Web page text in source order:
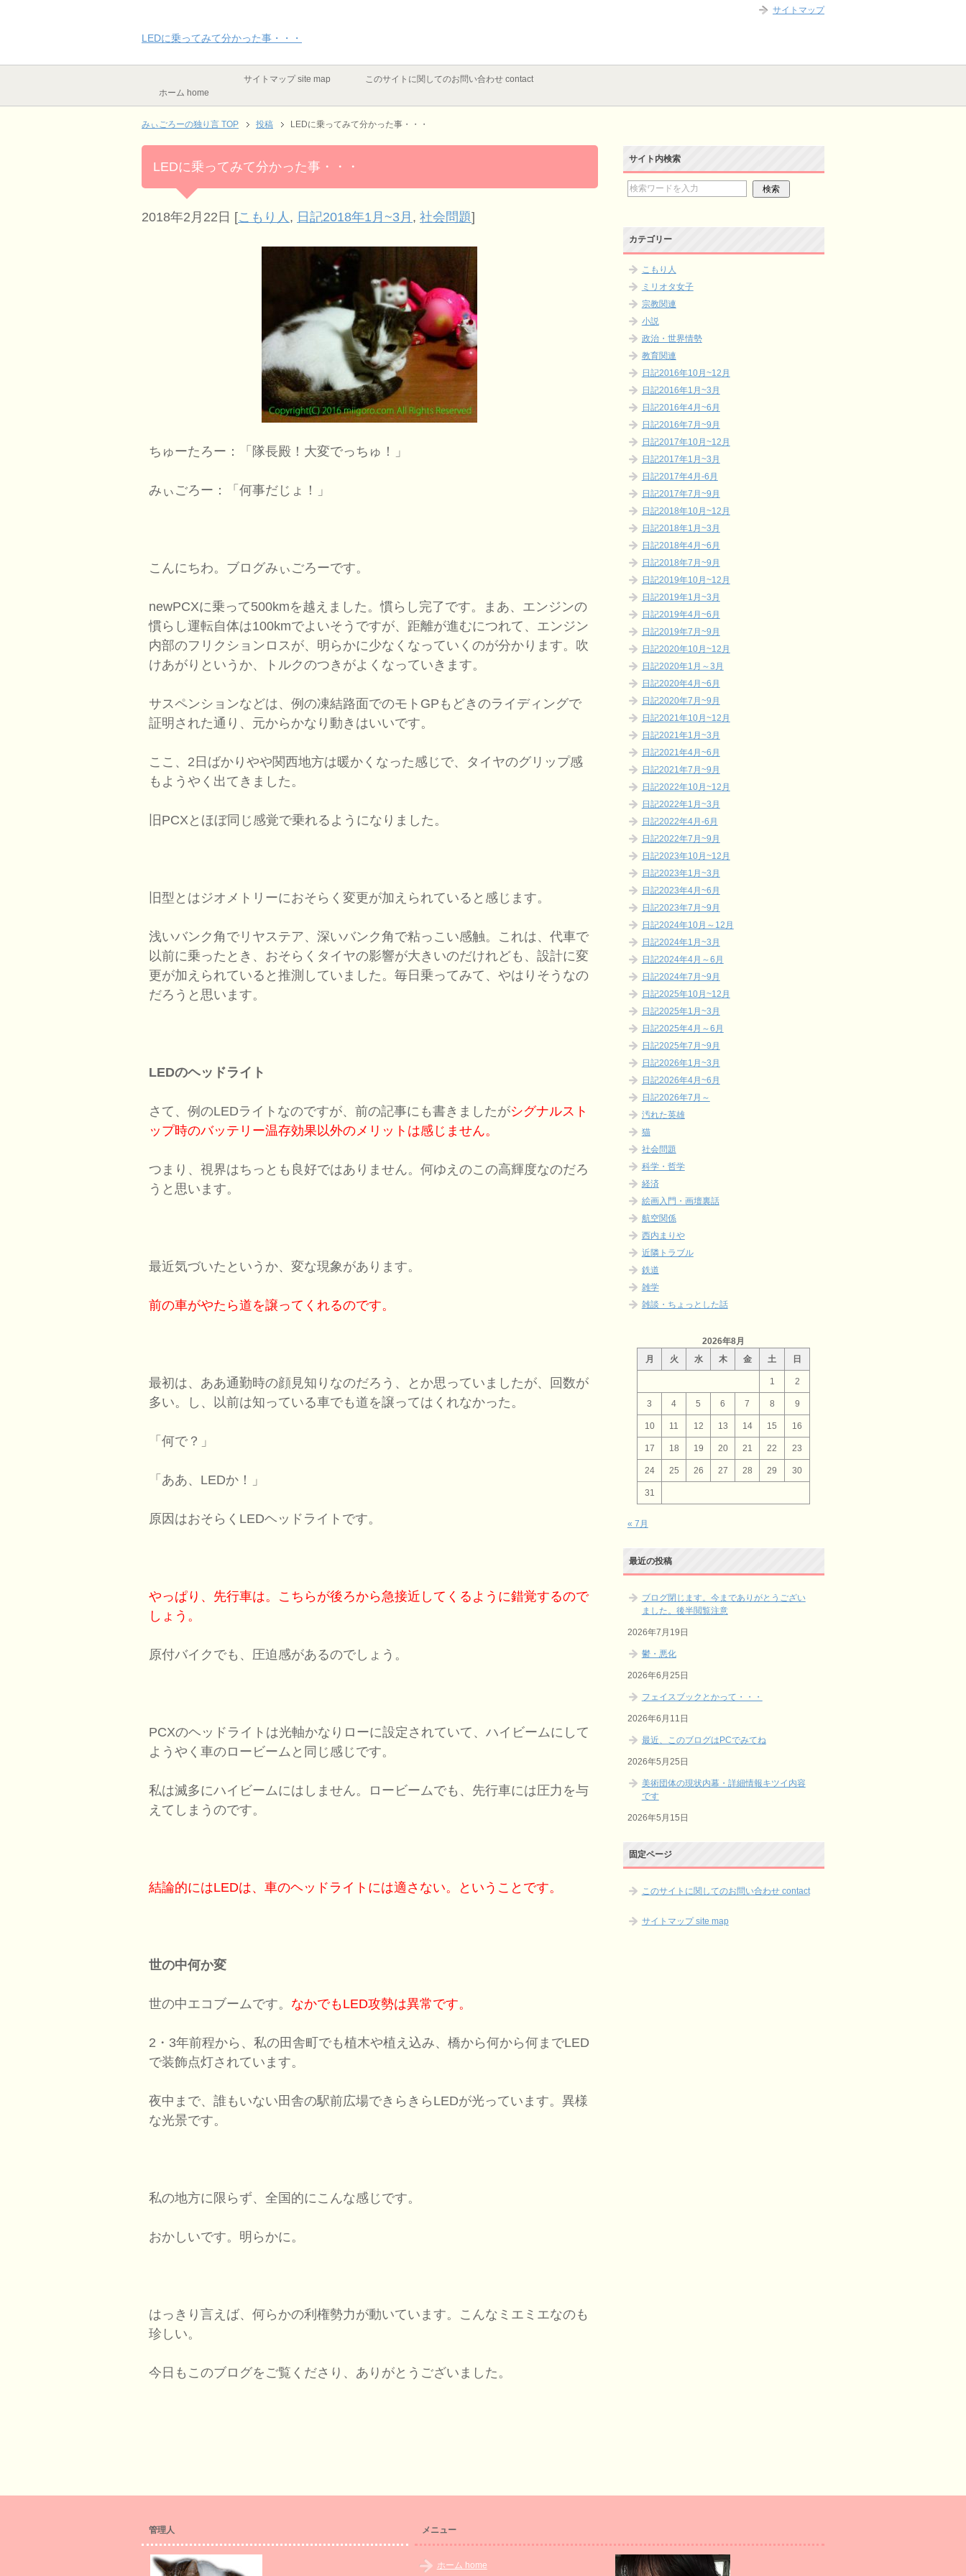
LEDに乗ってみて分かった事・・・
ホーム home
サイトマップ site map このサイトに関してのお問い合わせ contact
みぃごろーの独り言 TOP 投稿 LEDに乗ってみて分かった事・・・
LEDに乗ってみて分かった事・・・
2018年2月22日 [こもり人 , 日記2018年1月~3月 , 社会問題]
ちゅーたろー：「隊長殿！大変でっちゅ！」
みぃごろー：「何事だじょ！」
こんにちわ。ブログみぃごろーです。
newPCXに乗って500kmを越えました。慣らし完了です。まあ、エンジンの
慣らし運転自体は100kmでよいそうですが、距離が進むにつれて、エンジン
内部のフリクションロスが、明らかに少なくなっていくのが分かります。吹
けあがりというか、トルクのつきがよくなっていきます。
サスペンションなどは、例の凍結路面でのモトGPもどきのライディングで
証明された通り、元からかなり動きはいいです。
ここ、2日ばかりやや関西地方は暖かくなった感じで、タイヤのグリップ感
もようやく出てきました。
旧PCXとほぼ同じ感覚で乗れるようになりました。
旧型とはジオメトリーにおそらく変更が加えられていると感じます。
浅いバンク角でリヤステア、深いバンク角で粘っこい感触。これは、代車で
以前に乗ったとき、おそらくタイヤの影響が大きいのだけれども、設計に変
更が加えられていると推測していました。毎日乗ってみて、やはりそうなの
だろうと思います。
LEDのヘッドライト
さて、例のLEDライトなのですが、前の記事にも書きましたがシグナルスト
ップ時のバッテリー温存効果以外のメリットは感じません。
つまり、視界はちっとも良好ではありません。何ゆえのこの高輝度なのだろ
うと思います。
最近気づいたというか、変な現象があります。
前の車がやたら道を譲ってくれるのです。
最初は、ああ通勤時の顔見知りなのだろう、とか思っていましたが、回数が
多い。し、以前は知っている車でも道を譲ってはくれなかった。
「何で？」
「ああ、LEDか！」
原因はおそらくLEDヘッドライトです。
やっぱり、先行車は。こちらが後ろから急接近してくるように錯覚するので
しょう。
原付バイクでも、圧迫感があるのでしょう。
PCXのヘッドライトは光軸かなりローに設定されていて、ハイビームにして
ようやく車のロービームと同じ感じです。
私は滅多にハイビームにはしません。ロービームでも、先行車には圧力を与
えてしまうのです。
結論的にはLEDは、車のヘッドライトには適さない。ということです。
世の中何か変
世の中エコブームです。 なかでもLED攻勢は異常です。
2・3年前程から、私の田舎町でも植木や植え込み、橋から何から何までLED
で装飾点灯されています。
夜中まで、誰もいない田舎の駅前広場できらきらLEDが光っています。異様
な光景です。
私の地方に限らず、全国的にこんな感じです。
おかしいです。明らかに。
はっきり言えば、何らかの利権勢力が動いています。こんなミエミエなのも
珍しい。
今日もこのブログをご覧くださり、ありがとうございました。
サイト内検索
カテゴリー
こもり人
ミリオタ女子
宗教関連
小説
政治・世界情勢
教育関連
日記2016年10月~12月
日記2016年1月~3月
日記2016年4月~6月
日記2016年7月~9月
日記2017年10月~12月
日記2017年1月~3月
日記2017年4月-6月
日記2017年7月~9月
日記2018年10月~12月
日記2018年1月~3月
日記2018年4月~6月
日記2018年7月~9月
日記2019年10月~12月
日記2019年1月~3月
日記2019年4月~6月
日記2019年7月~9月
日記2020年10月~12月
日記2020年1月～3月
日記2020年4月~6月
日記2020年7月~9月
日記2021年10月~12月
日記2021年1月~3月
日記2021年4月~6月
日記2021年7月~9月
日記2022年10月~12月
日記2022年1月~3月
日記2022年4月-6月
日記2022年7月~9月
日記2023年10月~12月
日記2023年1月~3月
日記2023年4月~6月
日記2023年7月~9月
日記2024年10月～12月
日記2024年1月~3月
日記2024年4月～6月
日記2024年7月~9月
日記2025年10月~12月
日記2025年1月~3月
日記2025年4月～6月
日記2025年7月~9月
日記2026年1月~3月
日記2026年4月~6月
日記2026年7月～
汚れた英雄
猫
社会問題
科学・哲学
経済
絵画入門・画壇裏話
航空関係
西内まりや
近隣トラブル
鉄道
雑学
雑談・ちょっとした話
2026年8月
月
火 水 木 金 土 日
1 2
3 4 5 6 7 8 9
10 11 12 13 14 15 16
17 18 19 20 21 22 23
24 25 26 27 28 29 30
31
« 7月
最近の投稿
ブログ閉じます。今までありがとうござい
ました。後半閲覧注意
2026年7月19日
鬱・悪化
2026年6月25日
フェイスブックとかって・・・
2026年6月11日
最近、このブログはPCでみてね
2026年5月25日
美術団体の現状内幕・詳細情報キツイ内容
です
2026年5月15日
固定ページ
このサイトに関してのお問い合わせ contact
サイトマップ site map
管理人 メニュー
ホーム home
サイトマップ